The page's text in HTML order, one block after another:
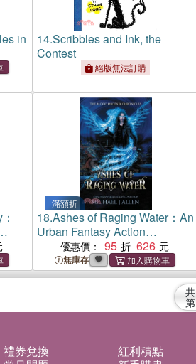
in
14.Scribbles and Ink, the
Contest
絕版無法訂購
滿額折
18.Ashes of Raging Water：An
Urban Fantasy Action
Adventure
優惠價： 95 626
無庫存
共
第
禮券兌換
紅利積點